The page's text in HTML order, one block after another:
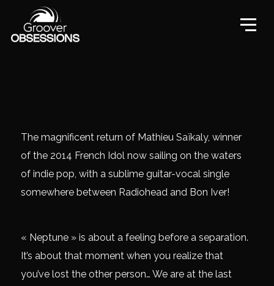
The magnificent return of Mathieu Saïkaly, winner
of the 2014 French Idol now sailing on the waters
of indie pop, with a sublime guitar-vocal single
somewhere between Radiohead and Bon Iver!
« Neptune » is about a feeling before a separation.
It’s about that moment when you realize that
you’ve lost the other person… We are at the last